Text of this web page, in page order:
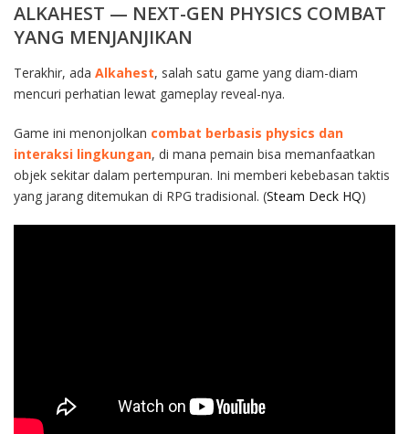
ALKAHEST — NEXT-GEN PHYSICS COMBAT
YANG MENJANJIKAN
Terakhir, ada Alkahest, salah satu game yang diam-diam
mencuri perhatian lewat gameplay reveal-nya.
Game ini menonjolkan combat berbasis physics dan
interaksi lingkungan, di mana pemain bisa memanfaatkan
objek sekitar dalam pertempuran. Ini memberi kebebasan taktis
yang jarang ditemukan di RPG tradisional. (Steam Deck HQ)